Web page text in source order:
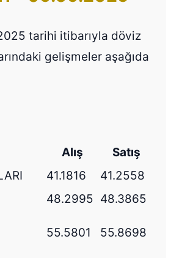
tarihi itibarıyla döviz
gelişmeler aşağıda
Alış
Satış
41.1816
41.2558
48.2995 48.3865
55.5801 55.8698